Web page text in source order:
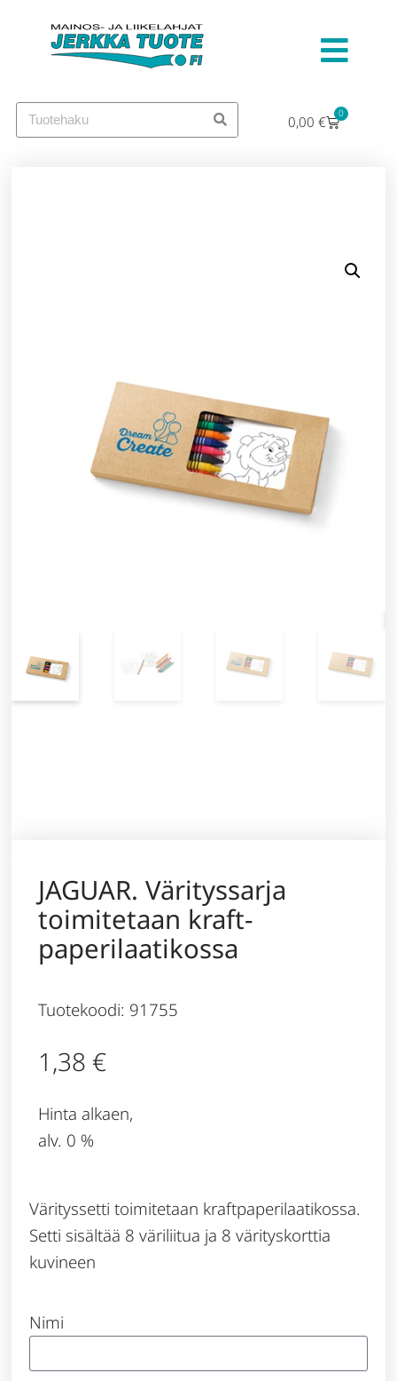
0,00 € 0
JAGUAR. Värityssarja
toimitetaan kraft-
paperilaatikossa
Tuotekoodi: 91755
1,38 €
Hinta alkaen,
alv. 0 %
Värityssetti toimitetaan kraftpaperilaatikossa.
Setti sisältää 8 väriliitua ja 8 värityskorttia
kuvineen
Nimi